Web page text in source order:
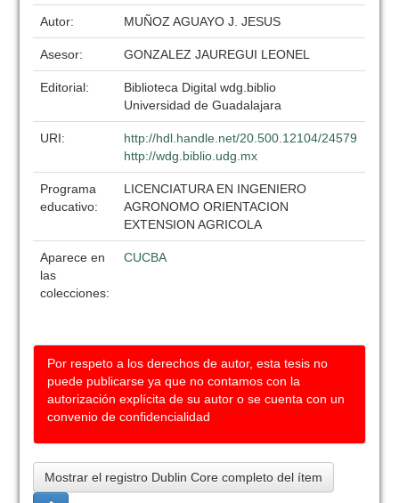
Autor: MUÑOZ AGUAYO J. JESUS
Asesor: GONZALEZ JAUREGUI LEONEL
Editorial:
Biblioteca Digital wdg.biblio
Universidad de Guadalajara
URI:
http://hdl.handle.net/20.500.12104/24579
http://wdg.biblio.udg.mx
Programa
educativo:
LICENCIATURA EN INGENIERO
AGRONOMO ORIENTACION
EXTENSION AGRICOLA
Aparece en
las
colecciones:
CUCBA
Por respeto a los derechos de autor, esta tesis no
puede publicarse ya que no contamos con la
autorización explícita de su autor o se cuenta con un
convenio de confidencialidad
Mostrar el registro Dublin Core completo del ítem